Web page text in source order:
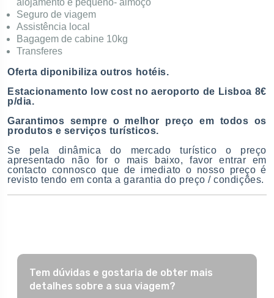
alojamento e pequeno- almoço
Seguro de viagem
Assistência local
Bagagem de cabine 10kg
Transferes
Oferta diponibiliza outros hotéis.
Estacionamento low cost no aeroporto de Lisboa 8€
p/dia.
Garantimos sempre o melhor preço em todos os
produtos e serviços turísticos.
Se pela dinâmica do mercado turístico o preço
apresentado não for o mais baixo, favor entrar em
contacto connosco que de imediato o nosso preço é
revisto tendo em conta a garantia do preço / condições.
Tem dúvidas e gostaria de obter mais
detalhes sobre a sua viagem?